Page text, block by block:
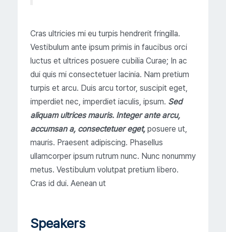
Cras ultricies mi eu turpis hendrerit fringilla.
Vestibulum ante ipsum primis in faucibus orci
luctus et ultrices posuere cubilia Curae; In ac
dui quis mi consectetuer lacinia. Nam pretium
turpis et arcu. Duis arcu tortor, suscipit eget,
imperdiet nec, imperdiet iaculis, ipsum. Sed
aliquam ultrices mauris. Integer ante arcu,
accumsan a, consectetuer eget, posuere ut,
mauris. Praesent adipiscing. Phasellus
ullamcorper ipsum rutrum nunc. Nunc nonummy
metus. Vestibulum volutpat pretium libero.
Cras id dui. Aenean ut
Speakers